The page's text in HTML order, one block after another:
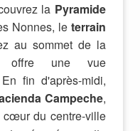
la Pyramide
Nonnes, le terrain
au sommet de la
offre une vue
En fin d'après-midi,
Campeche,
cœur du centre-ville